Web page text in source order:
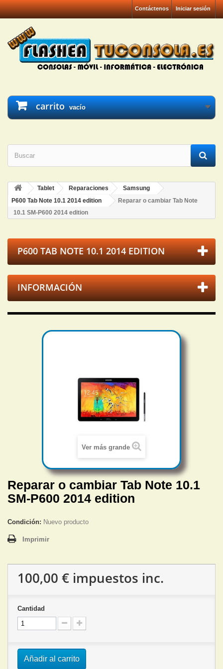
Iniciar sesión
Contáctenos
carrito vacío
Tablet Reparaciones
Samsung
P600 Tab Note 10.1 2014 edition
Reparar o cambiar Tab Note
10.1 SM-P600 2014 edition
P600 TAB NOTE 10.1 2014 EDITION
INFORMACIÓN
Ver más grande
Reparar o cambiar Tab Note 10.1
SM-P600 2014 edition
Condición: Nuevo producto
Imprimir
100,00 € impuestos inc.
Cantidad
Añadir al carrito